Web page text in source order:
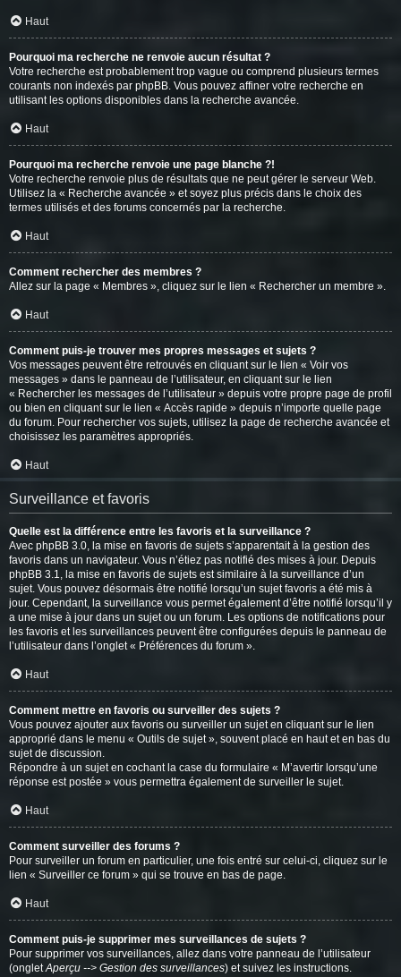
Haut
Pourquoi ma recherche ne renvoie aucun résultat ?
Votre recherche est probablement trop vague ou comprend plusieurs termes
courants non indexés par phpBB. Vous pouvez affiner votre recherche en
utilisant les options disponibles dans la recherche avancée.
Haut
Pourquoi ma recherche renvoie une page blanche ?!
Votre recherche renvoie plus de résultats que ne peut gérer le serveur Web.
Utilisez la « Recherche avancée » et soyez plus précis dans le choix des
termes utilisés et des forums concernés par la recherche.
Haut
Comment rechercher des membres ?
Allez sur la page « Membres », cliquez sur le lien « Rechercher un membre ».
Haut
Comment puis-je trouver mes propres messages et sujets ?
Vos messages peuvent être retrouvés en cliquant sur le lien « Voir vos
messages » dans le panneau de l’utilisateur, en cliquant sur le lien
« Rechercher les messages de l’utilisateur » depuis votre propre page de profil
ou bien en cliquant sur le lien « Accès rapide » depuis n’importe quelle page
du forum. Pour rechercher vos sujets, utilisez la page de recherche avancée et
choisissez les paramètres appropriés.
Haut
Surveillance et favoris
Quelle est la différence entre les favoris et la surveillance ?
Avec phpBB 3.0, la mise en favoris de sujets s’apparentait à la gestion des
favoris dans un navigateur. Vous n’étiez pas notifié des mises à jour. Depuis
phpBB 3.1, la mise en favoris de sujets est similaire à la surveillance d’un
sujet. Vous pouvez désormais être notifié lorsqu’un sujet favoris a été mis à
jour. Cependant, la surveillance vous permet également d’être notifié lorsqu’il y
a une mise à jour dans un sujet ou un forum. Les options de notifications pour
les favoris et les surveillances peuvent être configurées depuis le panneau de
l’utilisateur dans l’onglet « Préférences du forum ».
Haut
Comment mettre en favoris ou surveiller des sujets ?
Vous pouvez ajouter aux favoris ou surveiller un sujet en cliquant sur le lien
approprié dans le menu « Outils de sujet », souvent placé en haut et en bas du
sujet de discussion.
Répondre à un sujet en cochant la case du formulaire « M’avertir lorsqu’une
réponse est postée » vous permettra également de surveiller le sujet.
Haut
Comment surveiller des forums ?
Pour surveiller un forum en particulier, une fois entré sur celui-ci, cliquez sur le
lien « Surveiller ce forum » qui se trouve en bas de page.
Haut
Comment puis-je supprimer mes surveillances de sujets ?
Pour supprimer vos surveillances, allez dans votre panneau de l’utilisateur
(ongletAperçu --> Gestion des surveillances) et suivez les instructions.